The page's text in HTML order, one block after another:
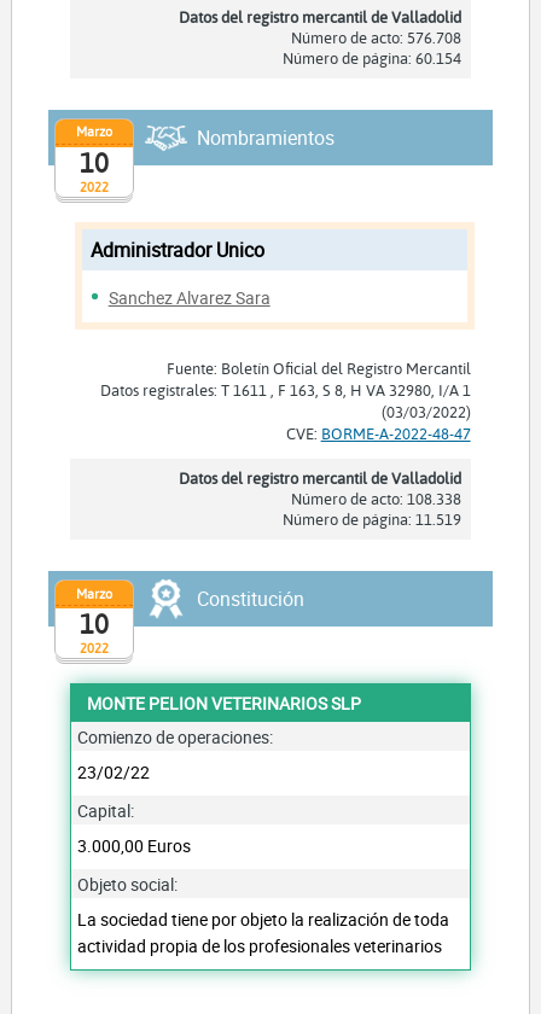
Datos del registro mercantil de Valladolid
Número de acto: 576.708
Número de página: 60.154
2022
Marzo
10
Nombramientos
Administrador Unico
Sanchez Alvarez Sara
Fuente: Boletín Oficial del Registro Mercantil
Datos registrales: T 1611 , F 163, S 8, H VA 32980, I/A 1
(03/03/2022)
CVE: BORME-A-2022-48-47
Datos del registro mercantil de Valladolid
Número de acto: 108.338
Número de página: 11.519
2022
Marzo
10
Constitución
MONTE PELION VETERINARIOS SLP
Comienzo de operaciones:
23/02/22
Capital:
3.000,00 Euros
Objeto social:
La sociedad tiene por objeto la realización de toda
actividad propia de los profesionales veterinarios